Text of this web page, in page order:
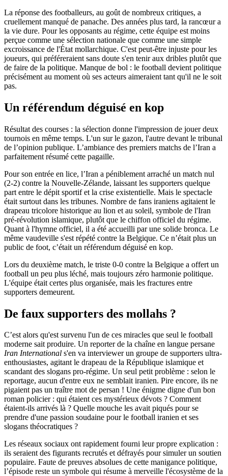
La réponse des footballeurs, au goût de nombreux critiques, a
cruellement manqué de panache. Des années plus tard, la rancœur a
la vie dure. Pour les opposants au régime, cette équipe est moins
perçue comme une sélection nationale que comme une simple
excroissance de l'État mollarchique. C'est peut-être injuste pour les
joueurs, qui préféreraient sans doute s'en tenir aux dribles plutôt que
de faire de la politique. Manque de bol : le football devient politique
précisément au moment où ses acteurs aimeraient tant qu'il ne le soit
pas.
Un référendum déguisé en kop
Résultat des courses : la sélection donne l'impression de jouer deux
tournois en même temps. L'un sur le gazon, l'autre devant le tribunal
de l’opinion publique. L’ambiance des premiers matchs de l’Iran a
parfaitement résumé cette pagaille.
Pour son entrée en lice, l’Iran a péniblement arraché un match nul
(2-2) contre la Nouvelle-Zélande, laissant les supporters quelque
part entre le dépit sportif et la crise existentielle. Mais le spectacle
était surtout dans les tribunes. Nombre de fans iraniens agitaient le
drapeau tricolore historique au lion et au soleil, symbole de l'Iran
pré-révolution islamique, plutôt que le chiffon officiel du régime.
Quant à l'hymne officiel, il a été accueilli par une solide bronca. Le
même vaudeville s'est répété contre la Belgique. Ce n’était plus un
public de foot, c’était un référendum déguisé en kop.
Lors du deuxième match, le triste 0-0 contre la Belgique a offert un
football un peu plus léché, mais toujours zéro harmonie politique.
L'équipe était certes plus organisée, mais les fractures entre
supporters demeurent.
De faux supporters des mollahs ?
C’est alors qu'est survenu l'un de ces miracles que seul le football
moderne sait produire. Un reporter de la chaîne en langue persane
Iran International s'en va interviewer un groupe de supporters ultra-
enthousiastes, agitant le drapeau de la République islamique et
scandant des slogans pro-régime. Un seul petit problème : selon le
reportage, aucun d'entre eux ne semblait iranien. Pire encore, ils ne
pigaient pas un traître mot de persan ! Une énigme digne d'un bon
roman policier : qui étaient ces mystérieux dévots ? Comment
étaient-ils arrivés là ? Quelle mouche les avait piqués pour se
prendre d'une passion soudaine pour le football iranien et ses
slogans théocratiques ?
Les réseaux sociaux ont rapidement fourni leur propre explication :
ils seraient des figurants recrutés et défrayés pour simuler un soutien
populaire. Faute de preuves absolues de cette manigance politique,
l’épisode reste un symbole qui résume à merveille l'écosystème de la